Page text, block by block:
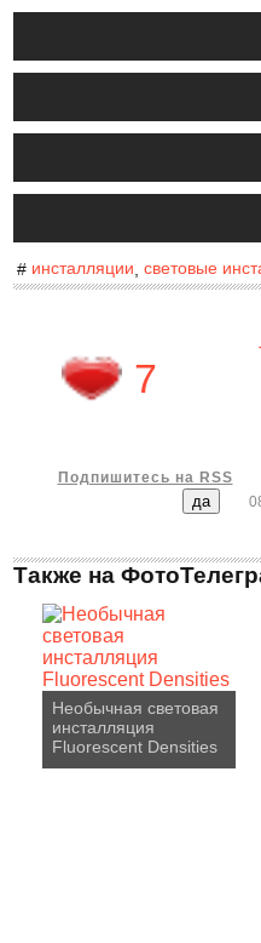
# инсталляции световые
7
Подпишитесь на RSS
Также на
Необычная световая
инсталляция
Fluorescent Densities